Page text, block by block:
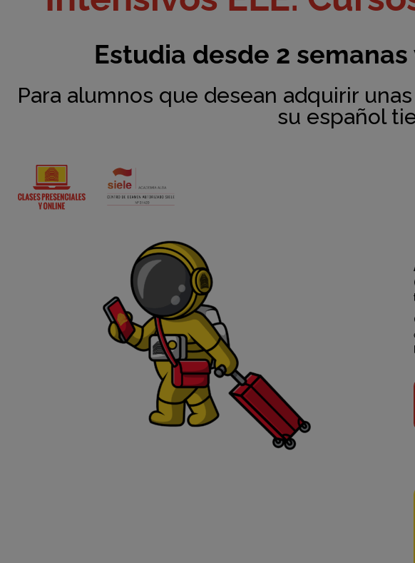
Estudia desde 2
Para alumnos que desean adquirir
su español